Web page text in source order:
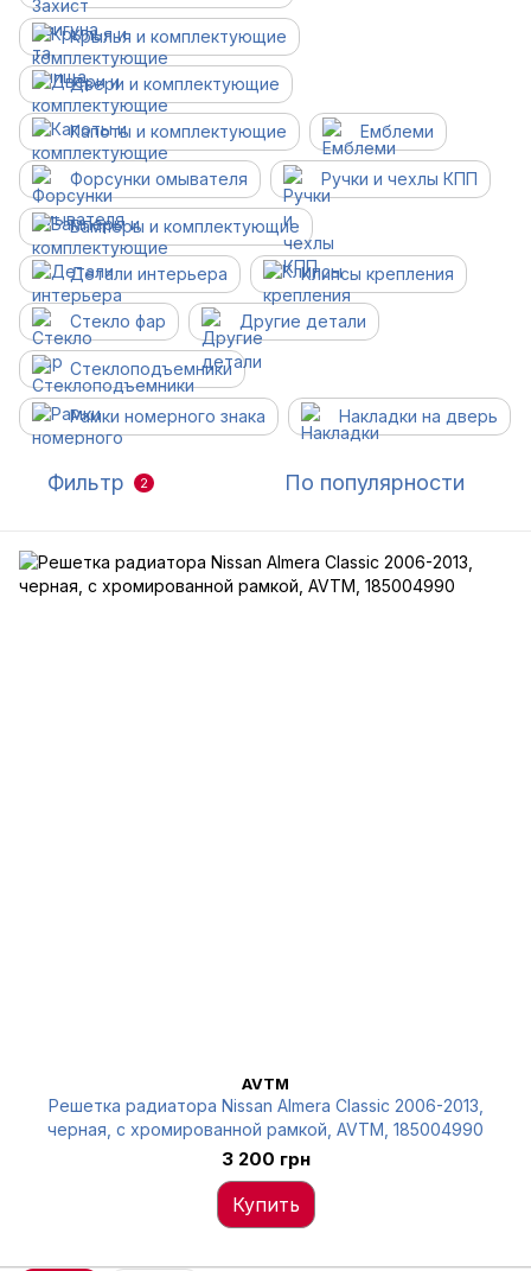
Крылья и комплектующие
Двери и комплектующие
Капоты и комплектующие Емблеми
Форсунки омывателя Ручки и чехлы КПП
Бамперы и комплектующие
Детали интерьера Клипсы крепления
Стекло фар Другие детали
Cтеклоподъемники
Рамки номерного знака Накладки на дверь
Фильтр 2 По популярности
AVTM
Решетка радиатора Nissan Almera Classic 2006-2013,
черная, с хромированной рамкой, AVTM, 185004990
3 200 грн
Купить